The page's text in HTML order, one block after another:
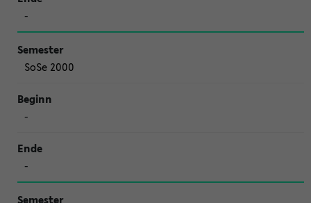
-
SoSe 2000
-
-